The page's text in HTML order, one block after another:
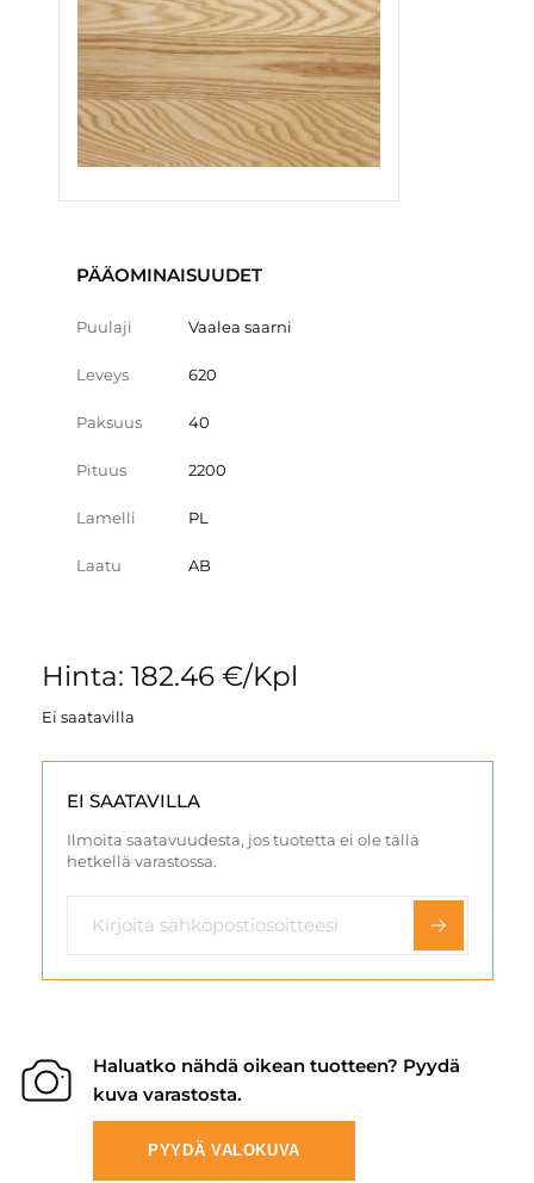
PÄÄOMINAISUUDET
Puulaji Vaalea saarni
Leveys 620
Paksuus 40
Pituus 2200
Lamelli PL
Laatu AB
Hinta: 182.46 €/Kpl
Ei saatavilla
EI SAATAVILLA
Ilmoita saatavuudesta, jos tuotetta ei ole tällä
hetkellä varastossa.
Haluatko nähdä oikean tuotteen? Pyydä
kuva varastosta.
PYYDÄ VALOKUVA